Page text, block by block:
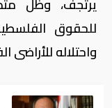
للحقوق
واحتلاله للأراضى